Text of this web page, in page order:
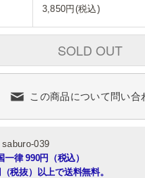
3,850円(税込)
SOLD OUT
この商品について問い合
saburo-039
一律 990円（税込）
税抜）以上で送料無料。